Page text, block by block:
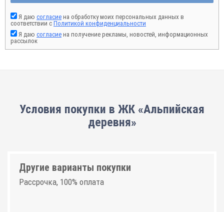
Я даю согласие на обработку моих персональных данных в
соответствии с Политикой конфиденциальности
Я даю согласие на получение рекламы, новостей, информационных
рассылок
Условия покупки в ЖК «Альпийская
деревня»
Другие варианты покупки
Рассрочка, 100% оплата